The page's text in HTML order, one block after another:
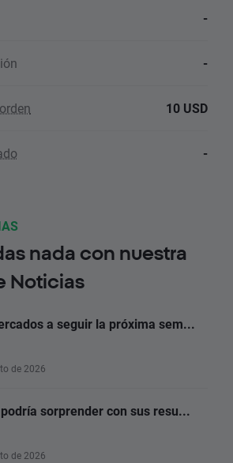
-
-
10 USD
-
nada con nuestra
Noticias
a seguir la próxima sem...
de 2026
sorprender con sus resu...
de 2026